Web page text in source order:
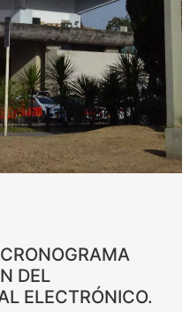
DEL
ELECTRÓNICO.